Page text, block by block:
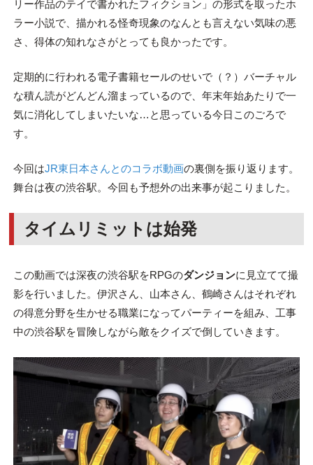
リー作品のテイで書かれたフィクション」の形式を取ったホ
ラー小説で、描かれる怪奇現象のなんとも言えない気味の悪
さ、得体の知れなさがとっても良かったです。
定期的に行われる電子書籍セールのせいで（？）バーチャル
な積ん読がどんどん溜まっているので、年末年始あたりで一
気に消化してしまいたいな…と思っている今日このごろで
す。
今回はJR東日本さんとのコラボ動画の裏側を振り返ります。
舞台は夜の渋谷駅。今回も予想外の出来事が起こりました。
タイムリミットは始発
この動画では深夜の渋谷駅をRPGのダンジョンに見立てて撮
影を行いました。伊沢さん、山本さん、鶴崎さんはそれぞれ
の得意分野を生かせる職業になってパーティーを組み、工事
中の渋谷駅を冒険しながら敵をクイズで倒していきます。